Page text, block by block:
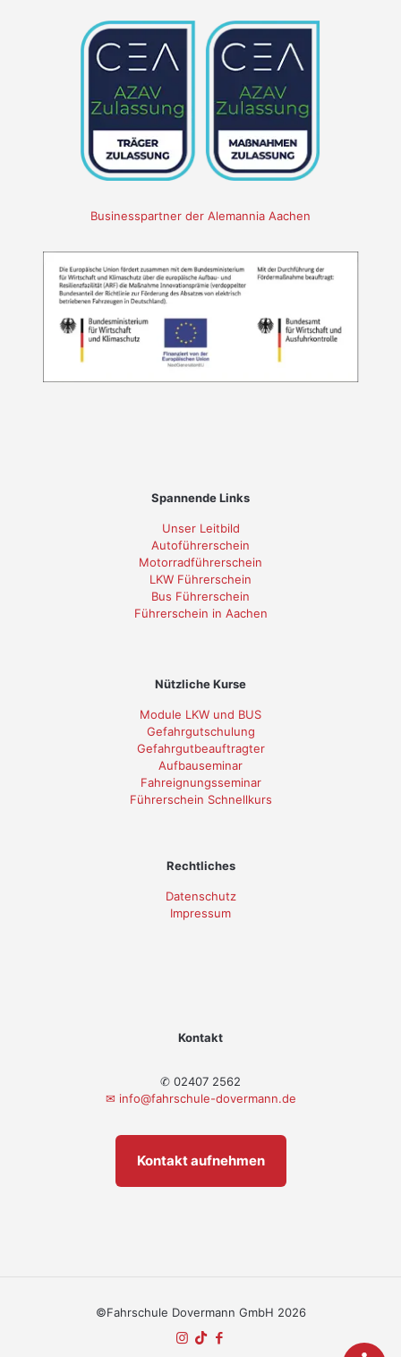
Businesspartner der Alemannia Aachen
Spannende Links
Unser Leitbild
Autoführerschein
Motorradführerschein
LKW Führerschein
Bus Führerschein
Führerschein in Aachen
Nützliche Kurse
Module LKW und BUS
Gefahrgutschulung
Gefahrgutbeauftragter
Aufbauseminar
Fahreignungsseminar
Führerschein Schnellkurs
Rechtliches
Datenschutz
Impressum
Kontakt
✆ 02407 2562
✉ info@fahrschule-dovermann.de
Kontakt aufnehmen
©Fahrschule Dovermann GmbH 2026